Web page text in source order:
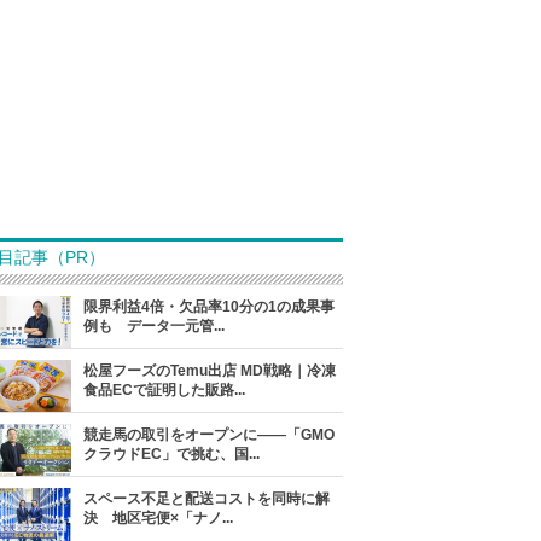
記事（PR）
限界利益4倍・欠品率10分の1の成果事
例も データ一元管...
松屋フーズのTemu出店 MD戦略｜冷凍
食品ECで証明した販路...
競走馬の取引をオープンに――「GMO
クラウドEC」で挑む、国...
スペース不足と配送コストを同時に解
決 地区宅便×「ナノ...